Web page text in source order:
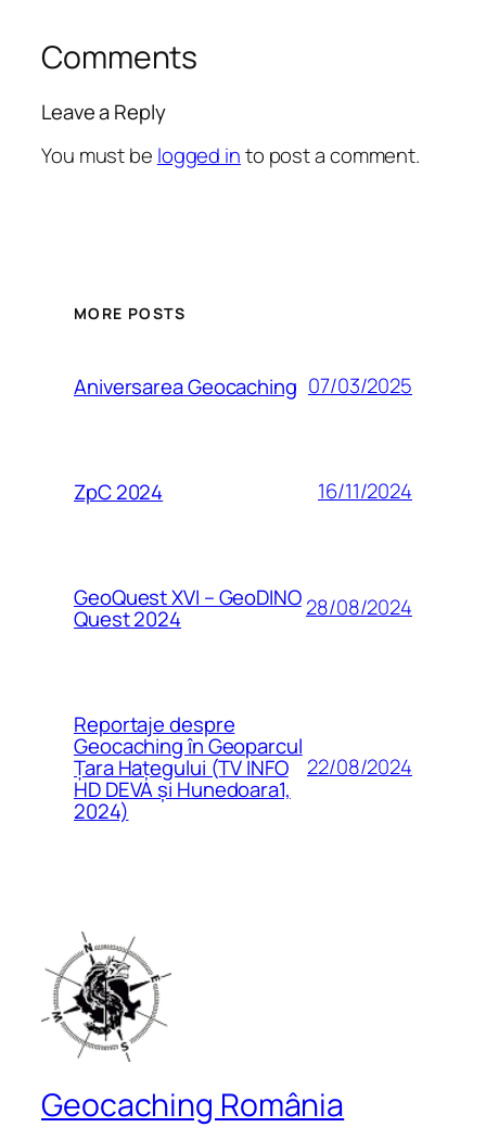
Comments
Leave a Reply
You must be logged into post a comment.
MORE POSTS
Aniversarea Geocaching 07/03/2025
ZpC 2024 16/11/2024
GeoQuest XVI – GeoDINO
Quest 2024 28/08/2024
Reportaje despre
Geocaching în Geoparcul
Țara Hațegului (TV INFO
HD DEVA și Hunedoara1,
2024)
22/08/2024
Geocaching România